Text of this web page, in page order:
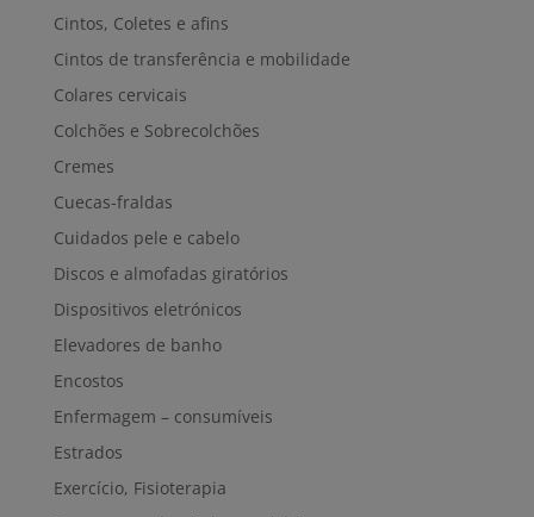
Cintos, Coletes e afins
Cintos de transferência e mobilidade
Colares cervicais
Colchões e Sobrecolchões
Cremes
Cuecas-fraldas
Cuidados pele e cabelo
Discos e almofadas giratórios
Dispositivos eletrónicos
Elevadores de banho
Encostos
Enfermagem – consumíveis
Estrados
Exercício, Fisioterapia